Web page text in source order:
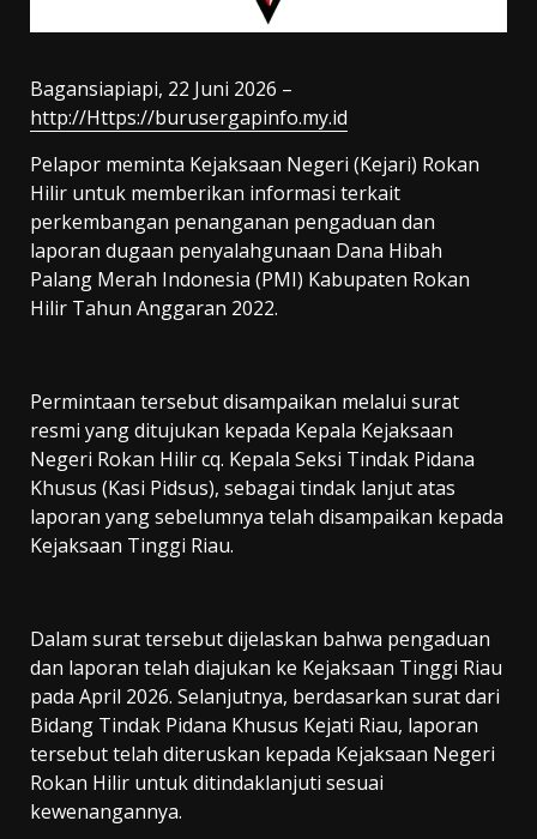
Bagansiapiapi, 22 Juni 2026 –
http://Https://burusergapinfo.my.id
Pelapor meminta Kejaksaan Negeri (Kejari) Rokan
Hilir untuk memberikan informasi terkait
perkembangan penanganan pengaduan dan
laporan dugaan penyalahgunaan Dana Hibah
Palang Merah Indonesia (PMI) Kabupaten Rokan
Hilir Tahun Anggaran 2022.
Permintaan tersebut disampaikan melalui surat
resmi yang ditujukan kepada Kepala Kejaksaan
Negeri Rokan Hilir cq. Kepala Seksi Tindak Pidana
Khusus (Kasi Pidsus), sebagai tindak lanjut atas
laporan yang sebelumnya telah disampaikan kepada
Kejaksaan Tinggi Riau.
Dalam surat tersebut dijelaskan bahwa pengaduan
dan laporan telah diajukan ke Kejaksaan Tinggi Riau
pada April 2026. Selanjutnya, berdasarkan surat dari
Bidang Tindak Pidana Khusus Kejati Riau, laporan
tersebut telah diteruskan kepada Kejaksaan Negeri
Rokan Hilir untuk ditindaklanjuti sesuai
kewenangannya.